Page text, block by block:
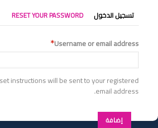
التبويبات
الأساسية
تسجيل الدخول RESET YOUR PASSWORD
Username or email address
instructions will be sent to your registered
email address.